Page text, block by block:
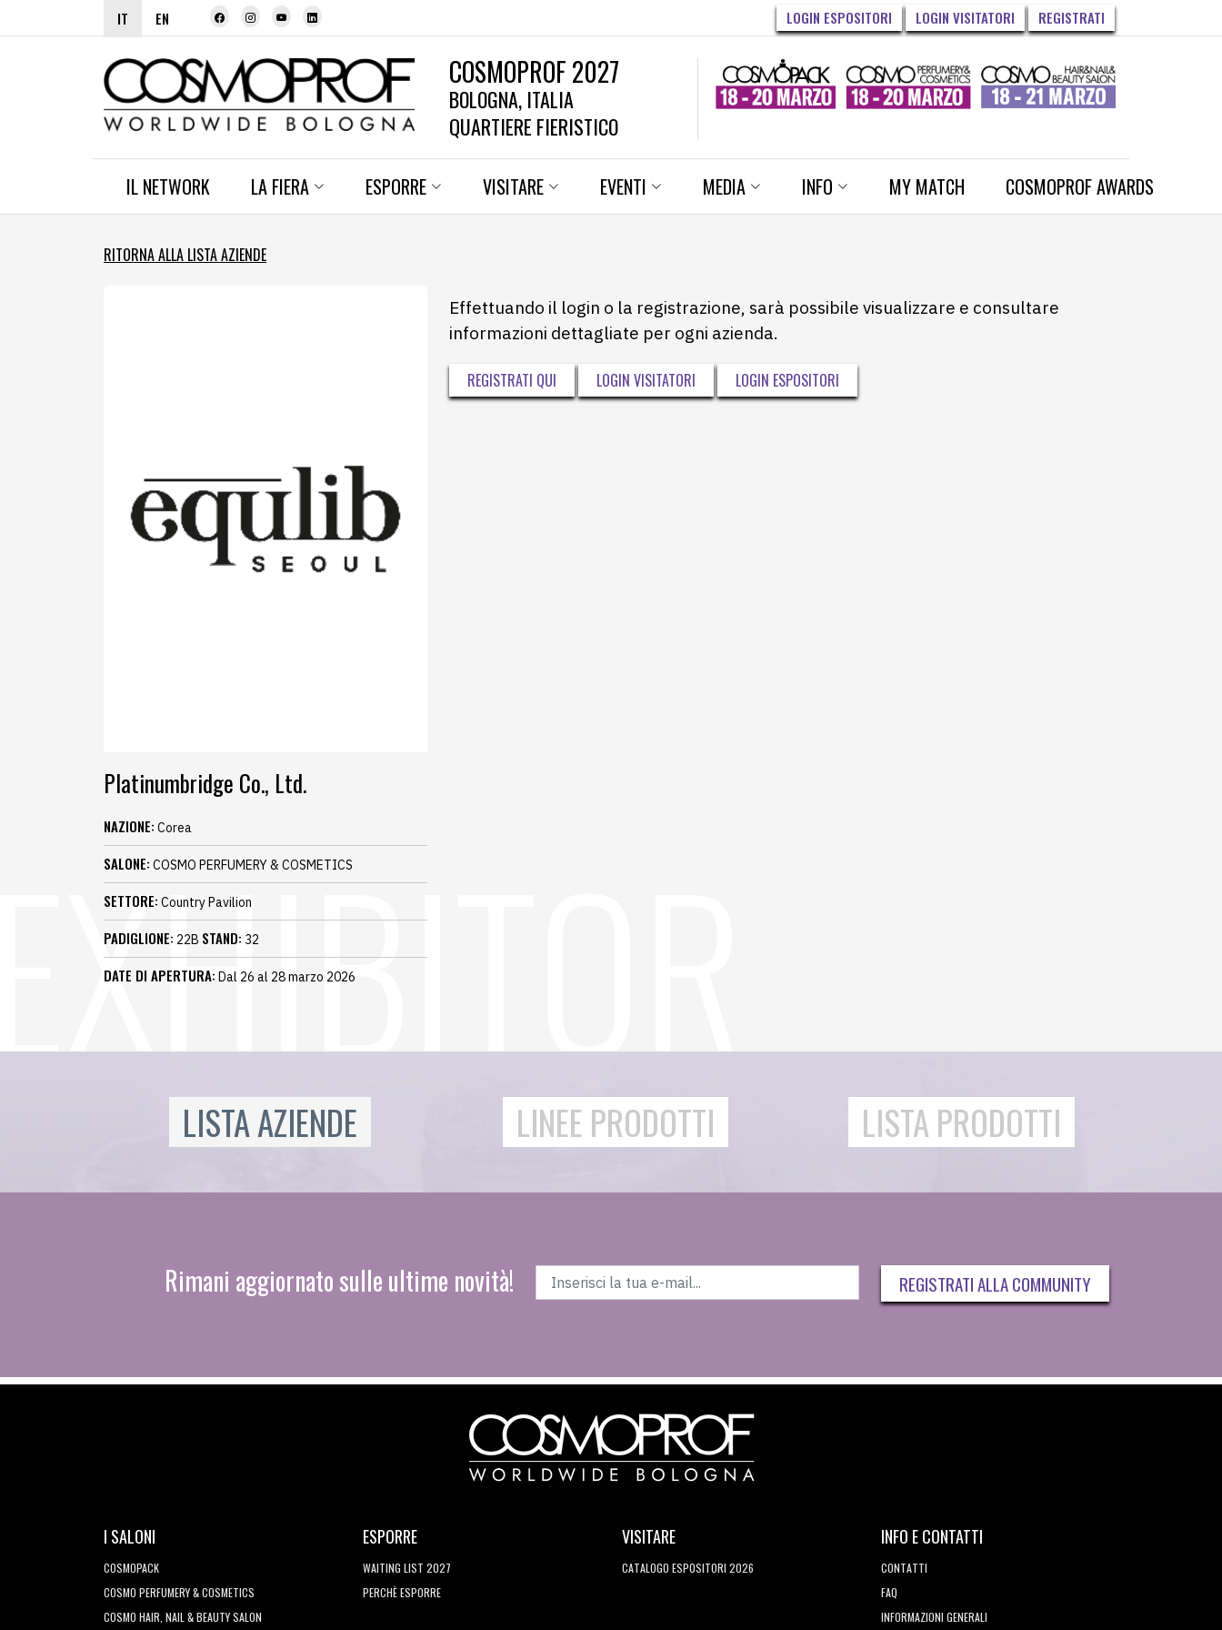
IT EN LOGIN ESPOSITORI LOGIN VISITATORI REGISTRATI
COSMOPROF 2027
BOLOGNA, ITALIA
QUARTIERE FIERISTICO
IL NETWORK LA FIERA ESPORRE VISITARE EVENTI MEDIA INFO MY MATCH COSMOPROF AWARDS
RITORNA ALLA LISTA AZIENDE
Platinumbridge Co., Ltd.
NAZIONE: Corea
SALONE: COSMO PERFUMERY & COSMETICS
SETTORE: Country Pavilion
PADIGLIONE: 22B STAND: 32
DATE DI APERTURA: Dal 26 al 28 marzo 2026
Effettuando il login o la registrazione, sarà possibile visualizzare e consultare
informazioni dettagliate per ogni azienda.
REGISTRATI QUI LOGIN VISITATORI LOGIN ESPOSITORI
LISTA AZIENDE LINEE PRODOTTI LISTA PRODOTTI
Rimani aggiornato sulle ultime novità! REGISTRATI ALLA COMMUNITY
I SALONI
COSMOPACK
COSMO PERFUMERY & COSMETICS
COSMO HAIR, NAIL & BEAUTY SALON
ESPORRE
WAITING LIST 2027
PERCHÈ ESPORRE
VISITARE
CATALOGO ESPOSITORI 2026
INFO E CONTATTI
CONTATTI
FAQ
INFORMAZIONI GENERALI